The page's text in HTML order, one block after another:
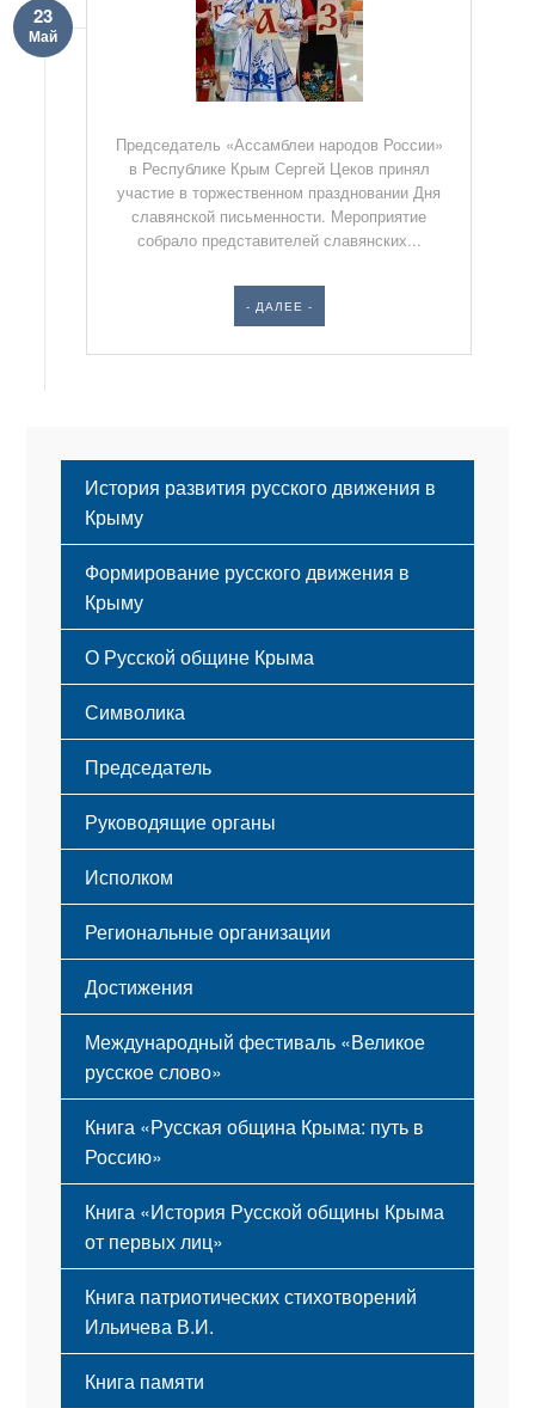
23
Май
Председатель «Ассамблеи народов России»
в Республике Крым Сергей Цеков принял
участие в торжественном праздновании Дня
славянской письменности. Мероприятие
собрало представителей славянских...
- ДАЛЕЕ -
История развития русского движения в
Крыму
Формирование русского движения в
Крыму
Русский Крым
О Русской общине Крыма
Этапы становления
Принципы деятельности
Структура
Мероприятия
Символика
Флаг
Герб
Гимн
Председатель
Руководящие органы
Исполком
Региональные организации
Достижения
Международный фестиваль «Великое
русское слово»
Книга «Русская община Крыма: путь в
Россию»
Книга «История Русской общины Крыма
от первых лиц»
Книга патриотических стихотворений
Ильичева В.И.
Книга памяти